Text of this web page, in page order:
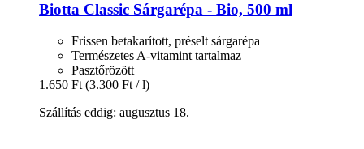
Biotta Classic Sárgarépa -​ Bio, 500 ml
Frissen betakarított, préselt sárgarépa
Természetes A-vitamint tartalmaz
Pasztőrözött
1.650 Ft (3.300 Ft / l)
Szállítás eddig: augusztus 18.